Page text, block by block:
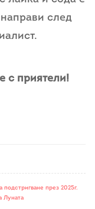
след
с приятели!
подстригване през 2025г.
Луната